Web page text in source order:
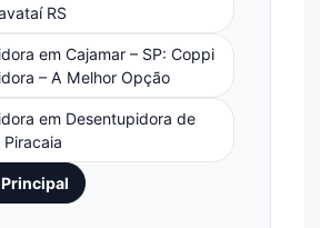
RS
em Cajamar – SP: Coppi
– A Melhor Opção
em Desentupidora de
Piracaia